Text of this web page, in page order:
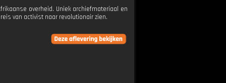
overheid. Uniek archiefmateriaal en
van activist naar revolutionair zien.